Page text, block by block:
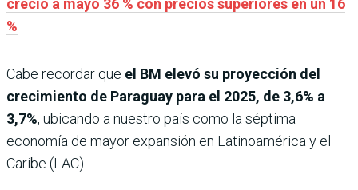
%
Cabe recordar que el BM elevó su proyección del
crecimiento de Paraguay para el 2025, de 3,6% a
3,7%, ubicando a nuestro país como la séptima
economía de mayor expansión en Latinoamérica y el
Caribe (LAC).